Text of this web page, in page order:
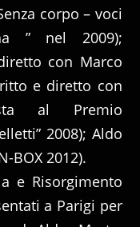
corpo – voci
” nel 2009);
con Marco
e diretto con
al Premio
2008); Aldo
BOX 2012).
e Risorgimento
a Parigi per